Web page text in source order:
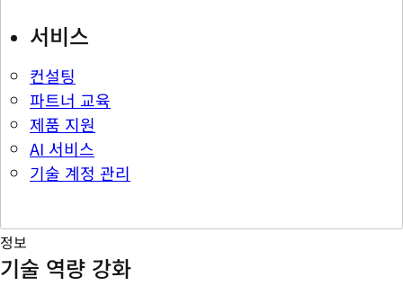
서비스
컨설팅
파트너 교육
제품 지원
AI 서비스
기술 계정 관리
정보
기술 역량 강화